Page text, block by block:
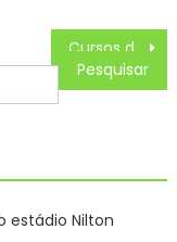
estádio Nilton